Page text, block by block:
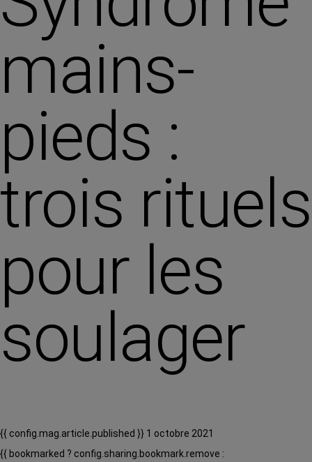
mains-
pieds :
trois rituels
pour les
soulager
{{ config.mag.article.published }} 1 octobre 2021
{{ bookmarked ? config.sharing.bookmark.remove :